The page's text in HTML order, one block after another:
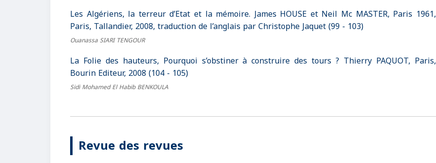
Les Algériens, la terreur d’Etat et la mémoire. James HOUSE et Neil Mc MASTER, Paris 1961,
Paris, Tallandier, 2008, traduction de l’anglais par Christophe Jaquet (99 - 103)
Ouanassa SIARI TENGOUR
La Folie des hauteurs, Pourquoi s’obstiner à construire des tours ? Thierry PAQUOT, Paris,
Bourin Editeur, 2008 (104 - 105)
Sidi Mohamed El Habib BENKOULA
Revue des revues